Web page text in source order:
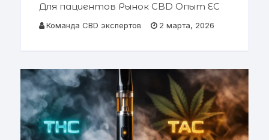
Для пациентов Рынок CBD Опыт ЕС
Аналитический отчет 2026 Квоты
госпиталь.
Команда CBD экспертов 2 марта, 2026